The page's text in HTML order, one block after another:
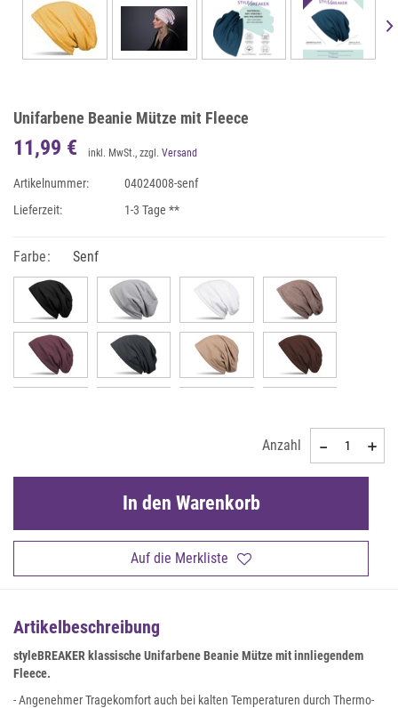
Unifarbene Beanie Mütze mit Fleece
11,99 € inkl. MwSt., zzgl. Versand
Artikelnummer:
04024008-senf
Lieferzeit:
1-3 Tage **
Farbe: Senf
Anzahl
Auf die Merkliste
In den Warenkorb
Artikelbeschreibung
styleBREAKER klassische Unifarbene Beanie Mütze mit innliegendem
Fleece.
- Angenehmer Tragekomfort auch bei kalten Temperaturen durch Thermo-